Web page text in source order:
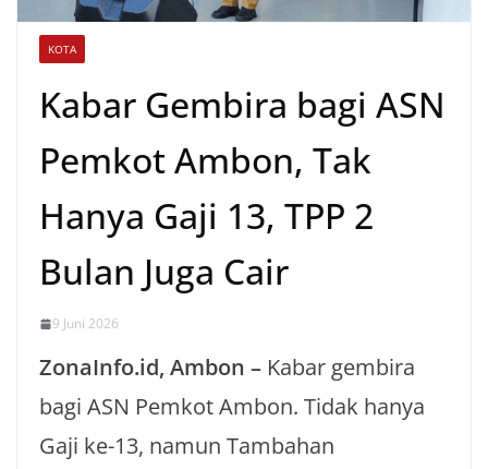
KOTA
Kabar Gembira bagi ASN
Pemkot Ambon, Tak
Hanya Gaji 13, TPP 2
Bulan Juga Cair
9 Juni 2026
ZonaInfo.id, Ambon – Kabar gembira
bagi ASN Pemkot Ambon. Tidak hanya
Gaji ke-13, namun Tambahan